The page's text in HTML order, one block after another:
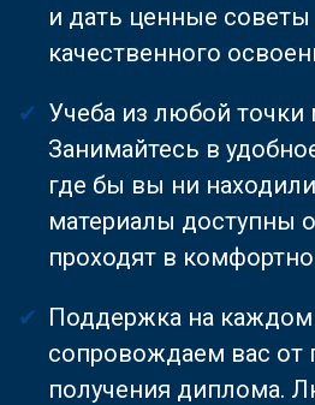
и дать ценные
качественного
Учеба из любой точки
Занимайтесь в
где бы вы ни
материалы доступны
проходят в
Поддержка на
сопровождаем вас от
получения диплома.